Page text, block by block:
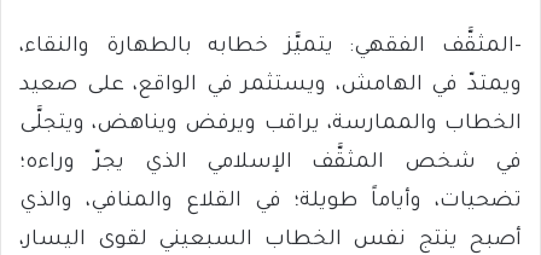
-المثقَّف الفقهي: يتميَّز خطابه بالطهارة والنقاء،
ويمتدّ في الهامش، ويستثمر في الواقع، على صعيد
الخطاب والممارسة، يراقب ويرفض ويناهض، ويتجلَّى
في شخص المثقَّف الإسلامي الذي يجرّ وراءه؛
تضحيات، وأياماً طويلة؛ في القلاع والمنافي، والذي
أصبح ينتج نفس الخطاب السبعيني لقوى اليسار،